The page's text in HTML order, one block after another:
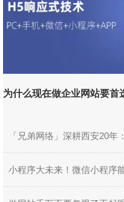
为什么现在做企业网站要首
「兄弟网络」深耕西安20年
小程序大未来！微信小程序